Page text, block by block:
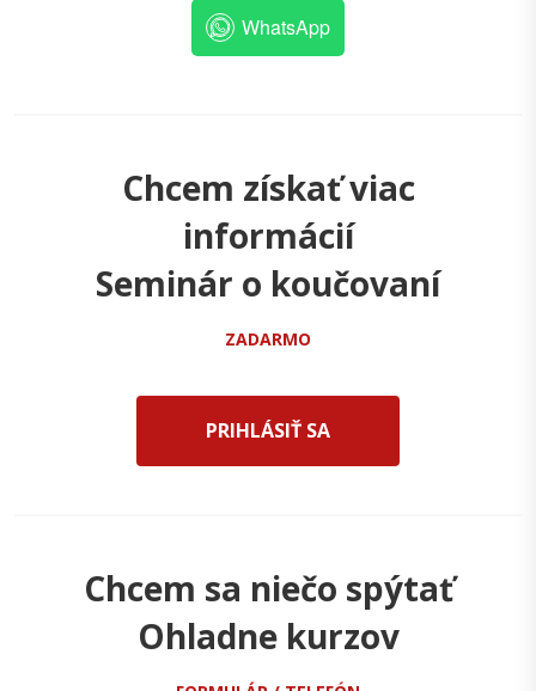
WhatsApp
Chcem získať viac
informácií
Seminár o koučovaní
ZADARMO
PRIHLÁSIŤ SA
Chcem sa niečo spýtať
Ohladne kurzov